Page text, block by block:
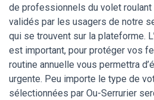
de professionnels du volet
validés par les usagers de notre
qui se trouvent sur la plateforme.
est important, pour protéger vos
routine annuelle vous permettra
urgente. Peu importe le type de
sélectionnées par Ou-Serrurier